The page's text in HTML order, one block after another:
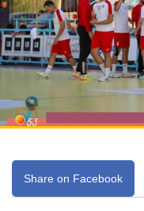
Share on Facebook